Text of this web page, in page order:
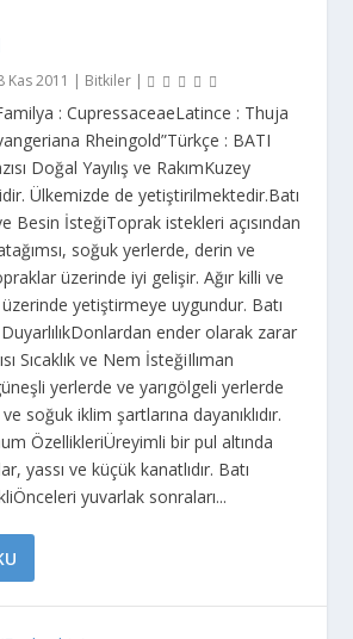
Kas 2011 | Bitkiler |
: CupressaceaeLatince : Thuja
Rheingold”Türkçe : BATI
Doğal Yayılış ve RakımKuzey
Ülkemizde de yetiştirilmektedir.Batı
Besin İsteğiToprak istekleri açısından
soğuk yerlerde, derin ve
üzerinde iyi gelişir. Ağır killi ve
yetiştirmeye uygundur. Batı
ender olarak zarar
Sıcaklık ve Nem İsteğiIlıman
yerlerde ve yarıgölgeli yerlerde
soğuk iklim şartlarına dayanıklıdır.
ÖzellikleriÜreyimli bir pul altında
yassı ve küçük kanatlıdır. Batı
yuvarlak sonraları...